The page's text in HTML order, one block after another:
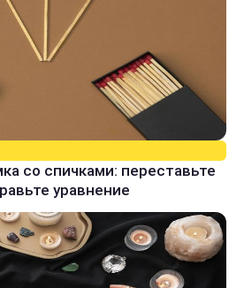
со спичками: переставьте
уравнение